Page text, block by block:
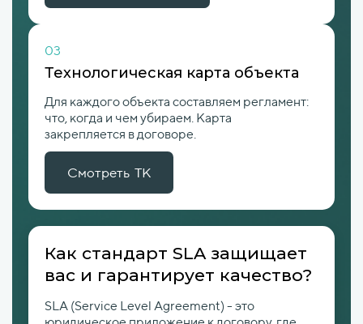
03
Технологическая карта объекта
Для каждого объекта составляем регламент:
что, когда и чем убираем. Карта
закрепляется в договоре.
Смотреть ТК
Как стандарт SLA защищает
вас и гарантирует качество?
SLA (Service Level Agreement) - это